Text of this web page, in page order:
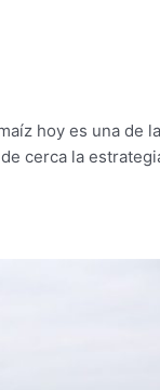
hoy es una de
cerca la